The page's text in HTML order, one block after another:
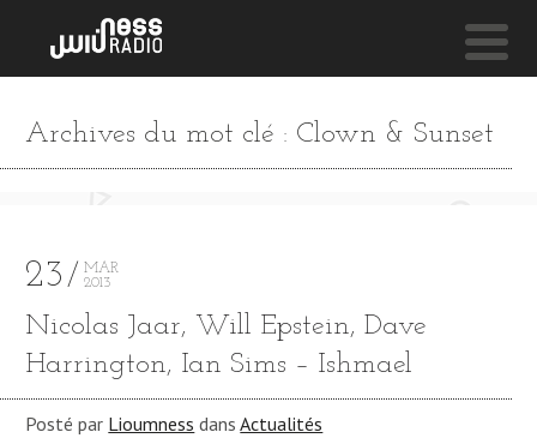
(SWANK)
NESS LIVE !
Archives du mot clé : Clown & Sunset
23
MAR
2013
Nicolas Jaar, Will Epstein, Dave
Harrington, Ian Sims – Ishmael
Posté par Lioumness dansActualités